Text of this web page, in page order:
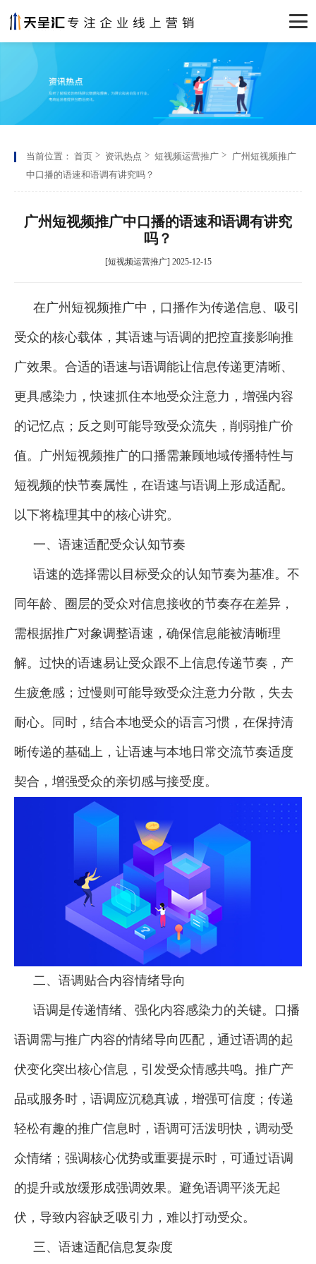
当前位置： 首页 资讯热点 短视频运营推广
广州短视频推广
中口播的语速和语调有讲究吗？
广州短视频推广中口播的语速和语调有讲究
吗？
[短视频运营推广] 2025-12-15
在广州短视频推广中，口播作为传递信息、吸引
受众的核心载体，其语速与语调的把控直接影响推
广效果。合适的语速与语调能让信息传递更清晰、
更具感染力，快速抓住本地受众注意力，增强内容
的记忆点；反之则可能导致受众流失，削弱推广价
值。广州短视频推广的口播需兼顾地域传播特性与
短视频的快节奏属性，在语速与语调上形成适配。
以下将梳理其中的核心讲究。
一、语速适配受众认知节奏
语速的选择需以目标受众的认知节奏为基准。不
同年龄、圈层的受众对信息接收的节奏存在差异，
需根据推广对象调整语速，确保信息能被清晰理
解。过快的语速易让受众跟不上信息传递节奏，产
生疲惫感；过慢则可能导致受众注意力分散，失去
耐心。同时，结合本地受众的语言习惯，在保持清
晰传递的基础上，让语速与本地日常交流节奏适度
契合，增强受众的亲切感与接受度。
二、语调贴合内容情绪导向
语调是传递情绪、强化内容感染力的关键。口播
语调需与推广内容的情绪导向匹配，通过语调的起
伏变化突出核心信息，引发受众情感共鸣。推广产
品或服务时，语调应沉稳真诚，增强可信度；传递
轻松有趣的推广信息时，语调可活泼明快，调动受
众情绪；强调核心优势或重要提示时，可通过语调
的提升或放缓形成强调效果。避免语调平淡无起
伏，导致内容缺乏吸引力，难以打动受众。
三、语速适配信息复杂度